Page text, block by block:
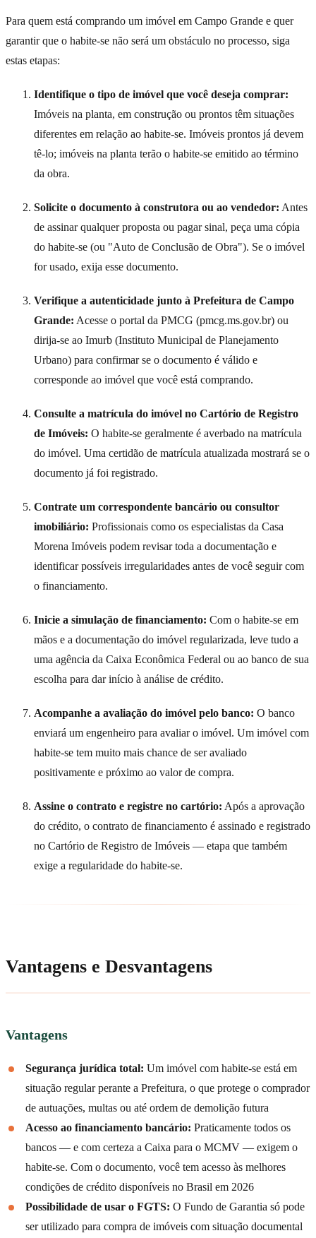
Para quem está comprando um imóvel em Campo Grande e quer
garantir que o habite-se não será um obstáculo no processo, siga
estas etapas:
Identifique o tipo de imóvel que você deseja comprar:
Imóveis na planta, em construção ou prontos têm situações
diferentes em relação ao habite-se. Imóveis prontos já devem
tê-lo; imóveis na planta terão o habite-se emitido ao término
da obra.
Solicite o documento à construtora ou ao vendedor: Antes
de assinar qualquer proposta ou pagar sinal, peça uma cópia
do habite-se (ou "Auto de Conclusão de Obra"). Se o imóvel
for usado, exija esse documento.
Verifique a autenticidade junto à Prefeitura de Campo
Grande: Acesse o portal da PMCG (pmcg.ms.gov.br) ou
dirija-se ao Imurb (Instituto Municipal de Planejamento
Urbano) para confirmar se o documento é válido e
corresponde ao imóvel que você está comprando.
Consulte a matrícula do imóvel no Cartório de Registro
de Imóveis: O habite-se geralmente é averbado na matrícula
do imóvel. Uma certidão de matrícula atualizada mostrará se o
documento já foi registrado.
Contrate um correspondente bancário ou consultor
imobiliário: Profissionais como os especialistas da Casa
Morena Imóveis podem revisar toda a documentação e
identificar possíveis irregularidades antes de você seguir com
o financiamento.
Inicie a simulação de financiamento: Com o habite-se em
mãos e a documentação do imóvel regularizada, leve tudo a
uma agência da Caixa Econômica Federal ou ao banco de sua
escolha para dar início à análise de crédito.
Acompanhe a avaliação do imóvel pelo banco: O banco
enviará um engenheiro para avaliar o imóvel. Um imóvel com
habite-se tem muito mais chance de ser avaliado
positivamente e próximo ao valor de compra.
Assine o contrato e registre no cartório: Após a aprovação
do crédito, o contrato de financiamento é assinado e registrado
no Cartório de Registro de Imóveis — etapa que também
exige a regularidade do habite-se.
Vantagens e Desvantagens
Vantagens
Segurança jurídica total: Um imóvel com habite-se está em
situação regular perante a Prefeitura, o que protege o comprador
de autuações, multas ou até ordem de demolição futura
Acesso ao financiamento bancário: Praticamente todos os
bancos — e com certeza a Caixa para o MCMV — exigem o
habite-se. Com o documento, você tem acesso às melhores
condições de crédito disponíveis no Brasil em 2026
Possibilidade de usar o FGTS: O Fundo de Garantia só pode
ser utilizado para compra de imóveis com situação documental